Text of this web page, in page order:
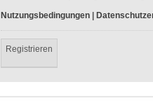
Nutzungsbedingungen
Registrieren